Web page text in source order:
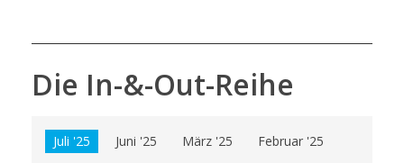
Die In-&-Out-Reihe
Juli '25 Juni '25 März '25
Februar '25